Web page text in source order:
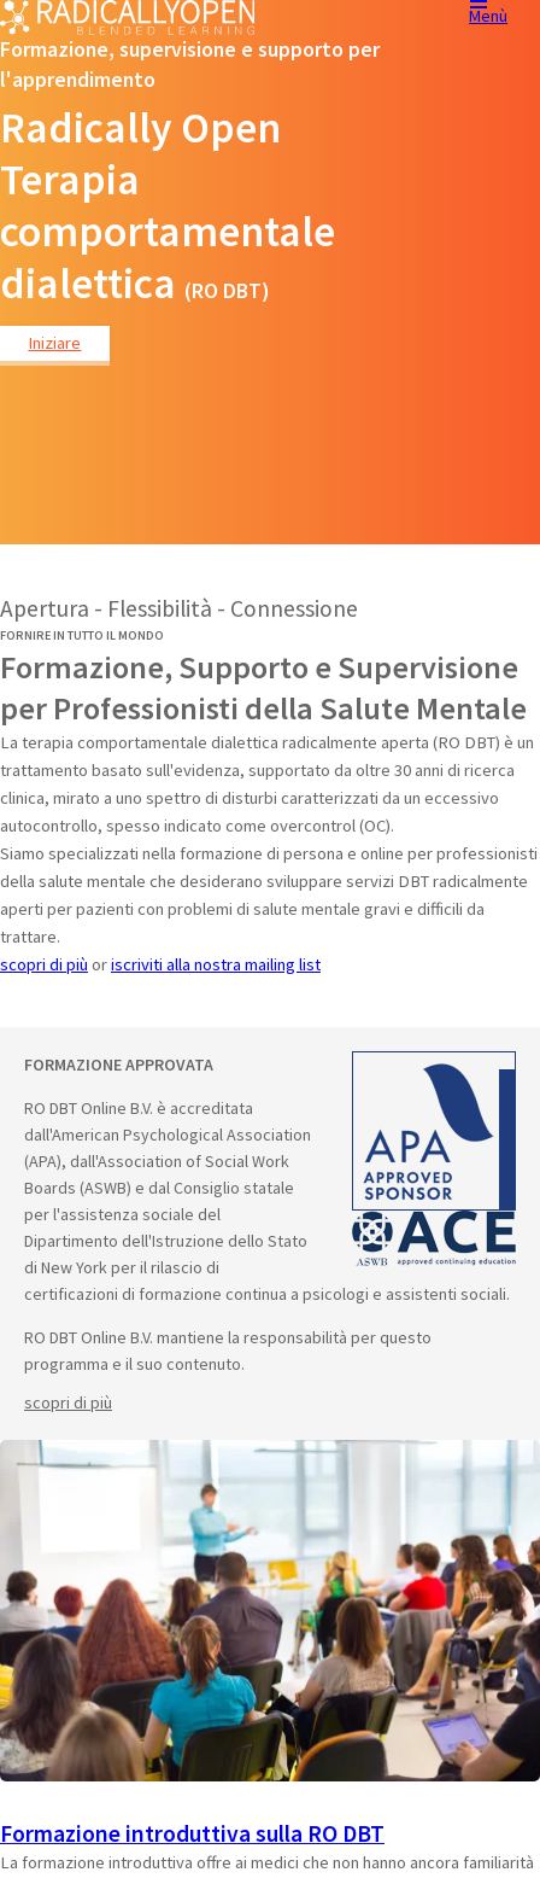
Menù
Formazione, supervisione e supporto per
l'apprendimento
Radically Open
Terapia
comportamentale
dialettica (RO DBT)
Iniziare
Apertura - Flessibilità - Connessione
FORNIRE IN TUTTO IL MONDO
Formazione, Supporto e Supervisione
per Professionisti della Salute Mentale
La terapia comportamentale dialettica radicalmente aperta (RO DBT) è un
trattamento basato sull'evidenza, supportato da oltre 30 anni di ricerca
clinica, mirato a uno spettro di disturbi caratterizzati da un eccessivo
autocontrollo, spesso indicato come overcontrol (OC).
Siamo specializzati nella formazione di persona e online per professionisti
della salute mentale che desiderano sviluppare servizi DBT radicalmente
aperti per pazienti con problemi di salute mentale gravi e difficili da
trattare.
scopri di più oriscriviti alla nostra mailing list
FORMAZIONE APPROVATA
RO DBT Online B.V. è accreditata
dall'American Psychological Association
(APA), dall'Association of Social Work
Boards (ASWB) e dal Consiglio statale
per l'assistenza sociale del
Dipartimento dell'Istruzione dello Stato
di New York per il rilascio di
certificazioni di formazione continua a psicologi e assistenti sociali.
RO DBT Online B.V. mantiene la responsabilità per questo
programma e il suo contenuto.
scopri di più
Formazione introduttiva sulla RO DBT
La formazione introduttiva offre ai medici che non hanno ancora familiarità